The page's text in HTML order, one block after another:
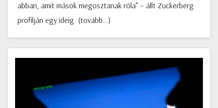
abban, amit mások megosztanak róla” – állt Zuckerberg
profilján egy ideig. (tovább…)